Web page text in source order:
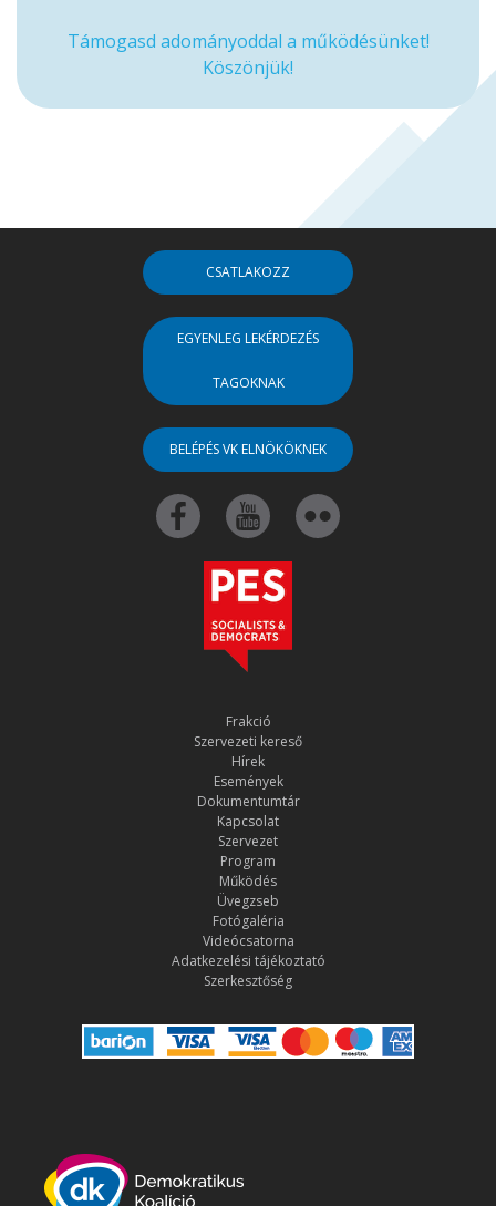
Támogasd adományoddal a működésünket!
Köszönjük!
CSATLAKOZZ
EGYENLEG LEKÉRDEZÉS
TAGOKNAK
BELÉPÉS VK ELNÖKÖKNEK
Frakció
Szervezeti kereső
Hírek
Események
Dokumentumtár
Kapcsolat
Szervezet
Program
Működés
Üvegzseb
Fotógaléria
Videócsatorna
Adatkezelési tájékoztató
Szerkesztőség